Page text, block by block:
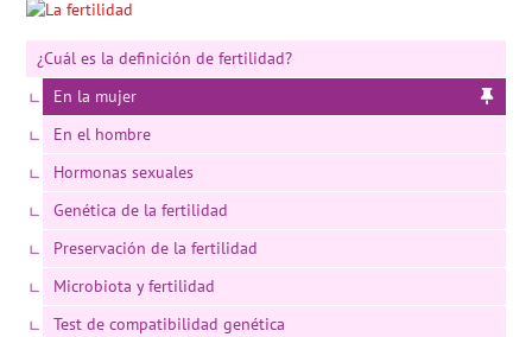
¿Cuál es la definición de fertilidad?
En la mujer
En el hombre
Hormonas sexuales
Genética de la fertilidad
Preservación de la fertilidad
Microbiota y fertilidad
Test de compatibilidad genética